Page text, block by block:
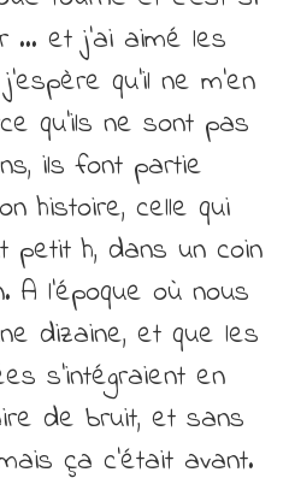
… et j’ai aimé les
qu’il ne m’en
qu’ils ne sont pas
ils font partie
histoire, celle qui
petit h, dans un coin
A l’époque où nous
dizaine, et que les
s’intégraient en
de bruit, et sans
ça c’était avant.